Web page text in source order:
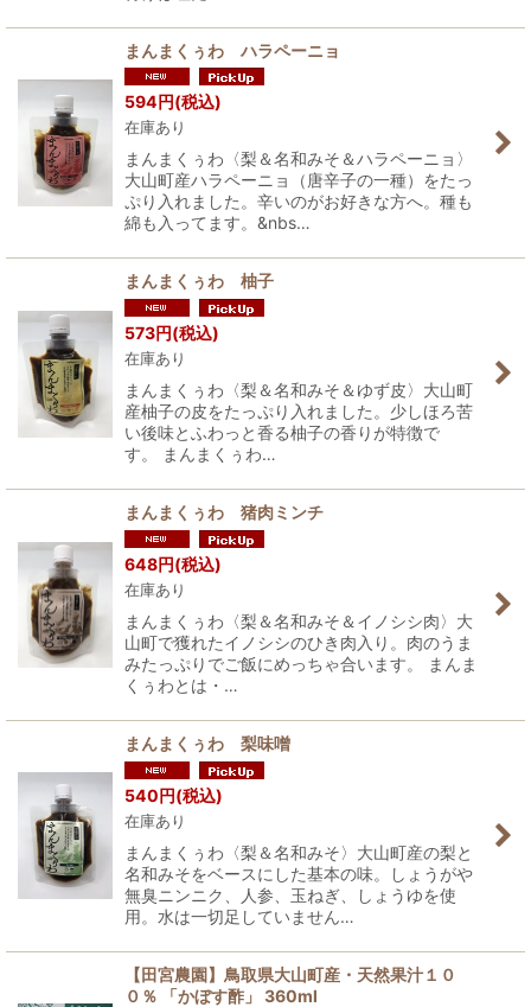
まんまくぅわ ハラペーニョ
594 円(税込)
在庫あり
まんまくぅわ〈梨＆名和みそ＆ハラペーニョ〉
大山町産ハラペーニョ（唐辛子の一種）をたっ
ぷり入れました。辛いのがお好きな方へ。種も
綿も入ってます。&nbs…
まんまくぅわ 柚子
573円(税込)
在庫あり
まんまくぅわ〈梨＆名和みそ＆ゆず皮〉大山町
産柚子の皮をたっぷり入れました。少しほろ苦
い後味とふわっと香る柚子の香りが特徴で
す。 まんまくぅわ…
まんまくぅわ 猪肉ミンチ
648円(税込)
在庫あり
まんまくぅわ〈梨＆名和みそ＆イノシシ肉〉大
山町で獲れたイノシシのひき肉入り。肉のうま
みたっぷりでご飯にめっちゃ合います。 まんま
くぅわとは・…
まんまくぅわ 梨味噌
540円(税込)
在庫あり
まんまくぅわ〈梨＆名和みそ〉大山町産の梨と
名和みそをベースにした基本の味。しょうがや
無臭ニンニク、人参、玉ねぎ、しょうゆを使
用。水は一切足していません…
【田宮農園】鳥取県大山町産・天然果汁１０
０％ 「かぼす酢」 360ml